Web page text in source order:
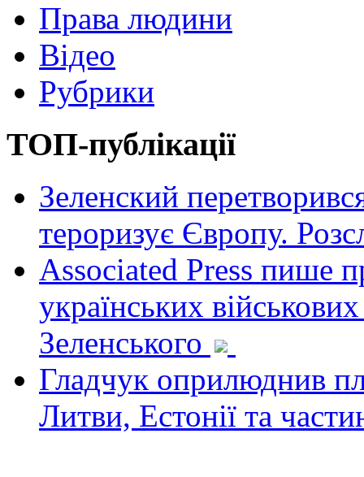
Права людини
Відео
Рубрики
ТОП-публікації
Зеленский
тероризує Європу.
Associated Press пише
українських
Зеленського
Гладчук оприлюднив
Литви, Естонії та